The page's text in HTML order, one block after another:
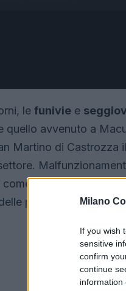
Milano
If you wish
sensitive
confirm
continue
information
le funivie e
quello avvenuto a
Martino di Castrozza il
Davos e
piste.